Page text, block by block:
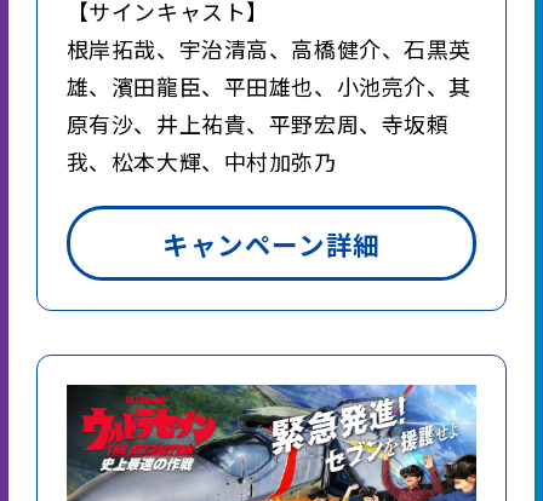
【サインキャスト】
根岸拓哉、宇治清高、高橋健介、石黒英
雄、濱田龍臣、平田雄也、小池亮介、其
原有沙、井上祐貴、平野宏周、寺坂頼
我、松本大輝、中村加弥乃
キャンペーン詳細